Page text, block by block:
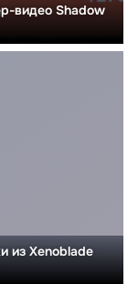
видео Shadow
из Xenoblade